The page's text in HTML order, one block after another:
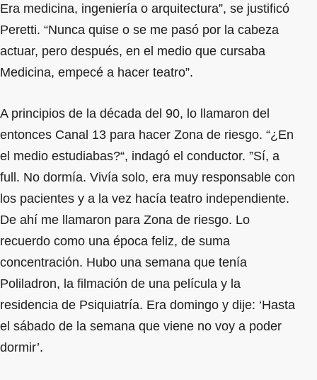
Era medicina, ingeniería o arquitectura”, se justificó
Peretti. “Nunca quise o se me pasó por la cabeza
actuar, pero después, en el medio que cursaba
Medicina, empecé a hacer teatro”.
A principios de la década del 90, lo llamaron del
entonces Canal 13 para hacer Zona de riesgo. “¿En
el medio estudiabas?“, indagó el conductor. ”Sí, a
full. No dormía. Vivía solo, era muy responsable con
los pacientes y a la vez hacía teatro independiente.
De ahí me llamaron para Zona de riesgo. Lo
recuerdo como una época feliz, de suma
concentración. Hubo una semana que tenía
Poliladron, la filmación de una película y la
residencia de Psiquiatría. Era domingo y dije: ‘Hasta
el sábado de la semana que viene no voy a poder
dormir’.